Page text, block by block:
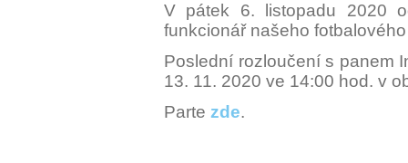
V pátek 6. listopadu 2020
funkcionář našeho
Poslední rozloučení s panem
13. 11. 2020 ve 14:00 hod. v
Parte zde.